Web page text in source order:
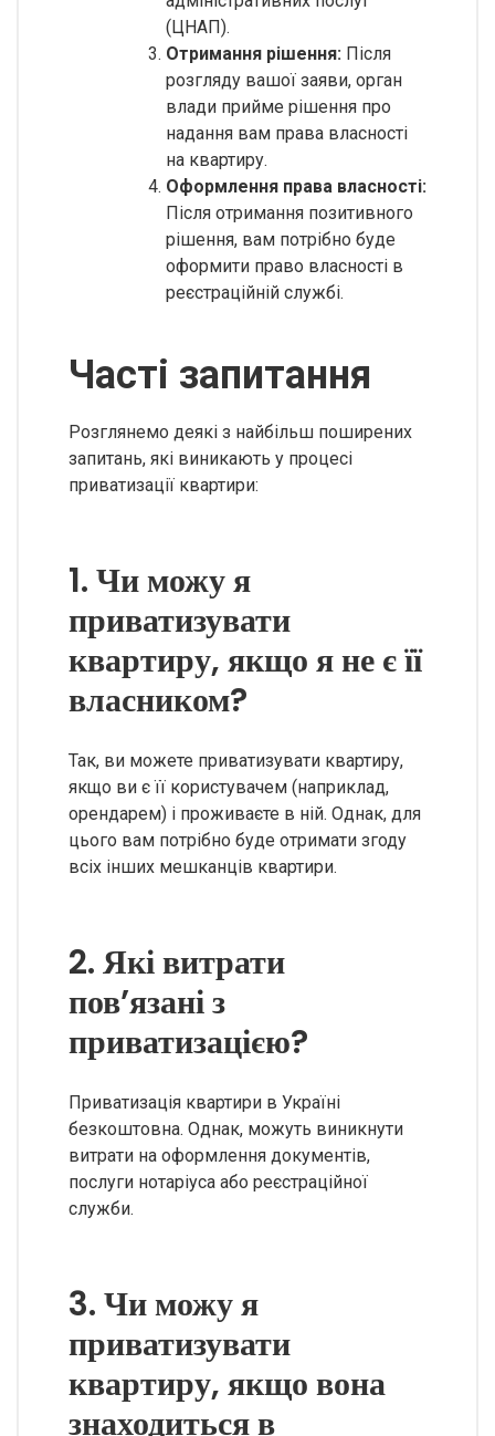
(ЦНАП).
Отримання рішення: Після
розгляду вашої заяви, орган
влади прийме рішення про
надання вам права власності
на квартиру.
Оформлення права власності:
Після отримання позитивного
рішення, вам потрібно буде
оформити право власності в
реєстраційній службі.
Часті запитання
Розглянемо деякі з найбільш поширених
запитань, які виникають у процесі
приватизації квартири:
1. Чи можу я
приватизувати
квартиру, якщо я не є її
власником?
Так, ви можете приватизувати квартиру,
якщо ви є її користувачем (наприклад,
орендарем) і проживаєте в ній. Однак, для
цього вам потрібно буде отримати згоду
всіх інших мешканців квартири.
2. Які витрати
пов’язані з
приватизацією?
Приватизація квартири в Україні
безкоштовна. Однак, можуть виникнути
витрати на оформлення документів,
послуги нотаріуса або реєстраційної
служби.
3. Чи можу я
приватизувати
квартиру, якщо вона
знаходиться в